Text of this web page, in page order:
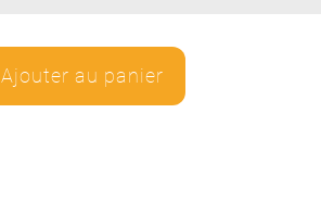
Ajouter au panier